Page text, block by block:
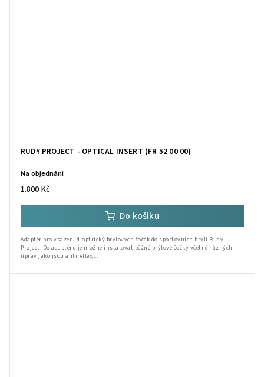
RUDY PROJECT - OPTICAL INSERT (FR 52 00 00)
Na objednání
1.800 Kč
Do košíku
Adaptér pro vsazení dioptrický brýlových čoček do sportovních brýlí Rudy
Project. Do adaptéru je možné instalovat běžné brýlové čočky včetně různých
úprav jako jsou antireflex,...